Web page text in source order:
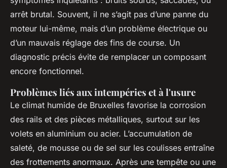
arrêt brutal. Souvent, il ne s’agit pas d’une panne du
moteur lui-même, mais d’un problème électrique ou
d’un mauvais réglage des fins de course. Un
diagnostic précis évite de remplacer un composant
encore fonctionnel.
Problèmes liés aux intempéries et à l'usure
Le climat humide de Bruxelles favorise la corrosion
des rails et des pièces métalliques, surtout sur les
volets en aluminium ou acier. L’accumulation de
saleté, de mousse ou de sel sur les coulisses entraîne
des frottements anormaux. Après une tempête ou une